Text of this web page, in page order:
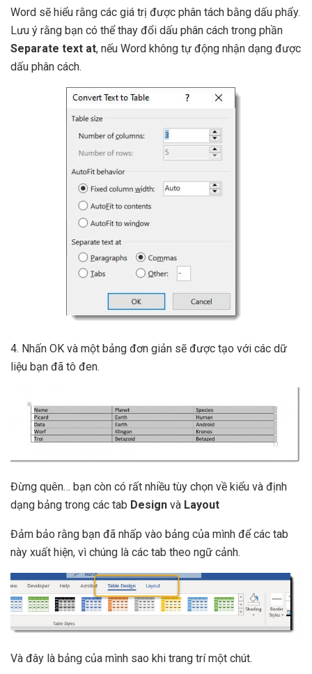
Word sẽ hiểu rằng các giá trị được phân tách bằng dấu phẩy.
Lưu ý rằng bạn có thể thay đổi dấu phân cách trong phần
Separate text at, nếu Word không tự động nhận dạng được
dấu phân cách.
4. Nhấn OK và một bảng đơn giản sẽ được tạo với các dữ
liệu bạn đã tô đen.
Đừng quên… bạn còn có rất nhiều tùy chọn về kiểu và định
dạng bảng trong các tab Design và Layout
Đảm bảo rằng bạn đã nhấp vào bảng của mình để các tab
này xuất hiện, vì chúng là các tab theo ngữ cảnh.
Và đây là bảng của mình sao khi trang trí một chút.